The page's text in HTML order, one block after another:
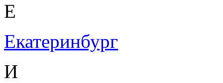
Е
Екатеринбург
И